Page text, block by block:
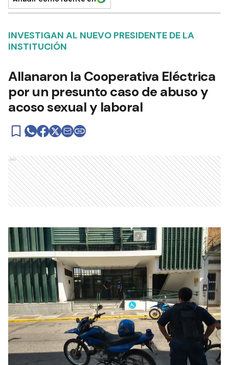
INVESTIGAN AL NUEVO PRESIDENTE DE LA
INSTITUCIÓN
Allanaron la Cooperativa Eléctrica
por un presunto caso de abuso y
acoso sexual y laboral
Ads